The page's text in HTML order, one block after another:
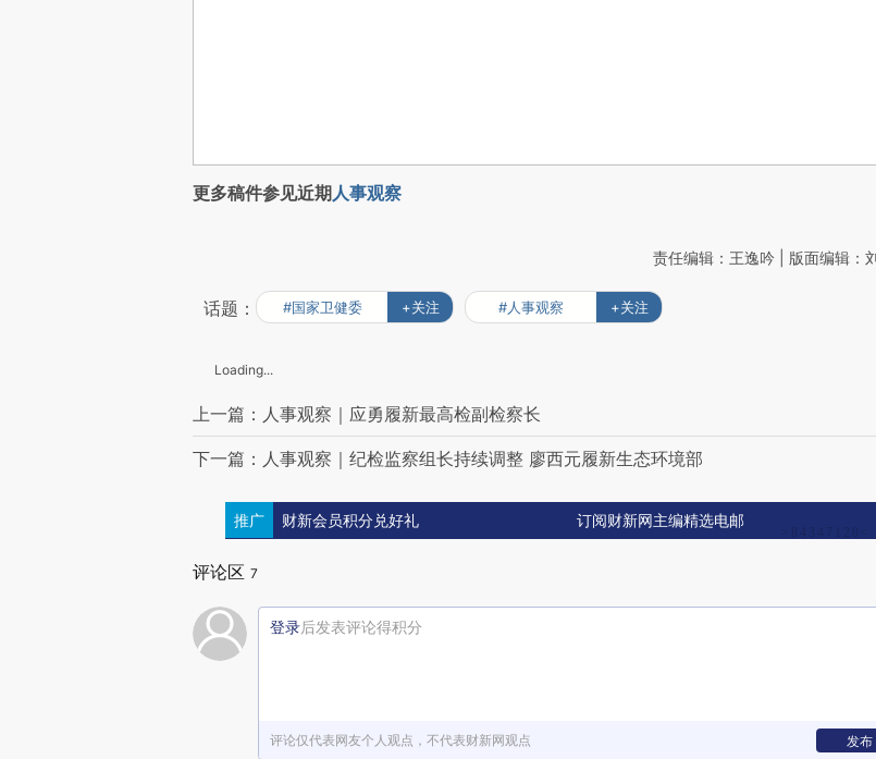
更多稿件参见近期人事观察
责任编辑：王逸吟 | 版面编辑：
话题： #国家卫健委 +关注 #人事观察 +关注
Loading...
上一篇：人事观察｜应勇履新最高检副检察长
下一篇：人事观察｜纪检监察组长持续调整 廖西元履新生态环境部
推广 财新会员积分兑好礼 订阅财新网主编精选电邮
评论区 7
登录后发表评论得积分
评论仅代表网友个人观点，不代表财新网观点 发布